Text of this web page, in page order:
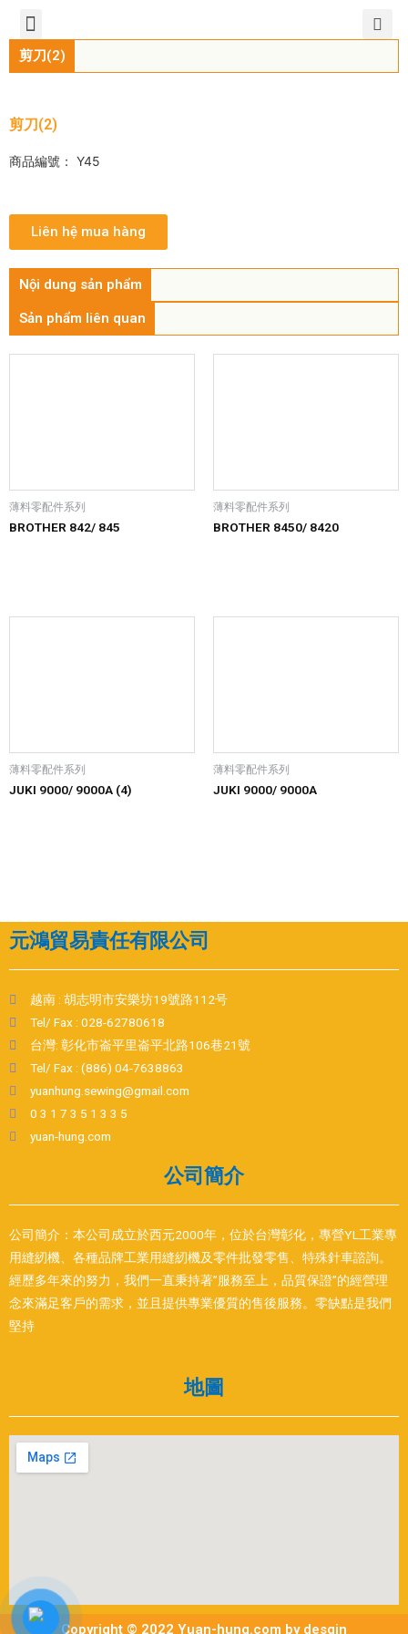
剪刀(2)
剪刀(2)
商品編號： Y45
Liên hệ mua hàng
Nội dung sản phẩm
Sản phẩm liên quan
薄料零配件系列
BROTHER 842/ 845
薄料零配件系列
BROTHER 8450/ 8420
薄料零配件系列
JUKI 9000/ 9000A (4)
薄料零配件系列
JUKI 9000/ 9000A
元鴻貿易責任有限公司
越南 : 胡志明市安樂坊19號路112号
Tel/ Fax : 028-62780618
台灣: 彰化市崙平里崙平北路106巷21號
Tel/ Fax : (886) 04-7638863
yuanhung.sewing@gmail.com
0 3 1 7 3 5 1 3 3 5
yuan-hung.com
公司簡介
公司簡介：本公司成立於西元2000年，位於台灣彰化，專營YL工業專
用縫紉機、各種品牌工業用縫紉機及零件批發零售、特殊針車諮詢。
經歷多年來的努力，我們一直秉持著”服務至上，品質保證”的經營理
念來滿足客戶的需求，並且提供專業優質的售後服務。零缺點是我們
堅持
地圖
Copyright © 2022 Yuan-hung.com by desgin